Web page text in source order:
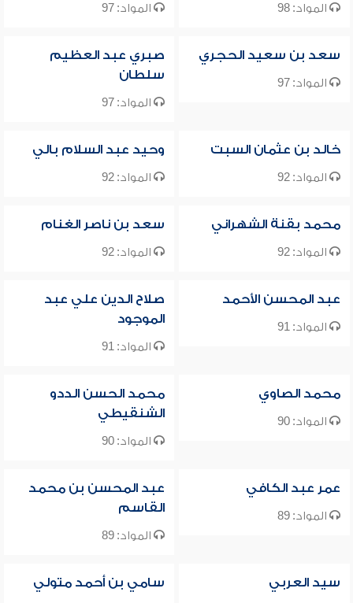
المواد: 98 المواد: 97
سعد بن سعيد الحجري
المواد: 97
صبري عبد العظيم
سلطان
المواد: 97
خالد بن عثمان السبت
المواد: 92
وحيد عبد السلام بالي
المواد: 92
محمد بقنة الشهراني
المواد: 92
سعد بن ناصر الغنام
المواد: 92
عبد المحسن الأحمد
المواد: 91
صلاح الدين علي عبد
الموجود
المواد: 91
محمد الصاوي
المواد: 90
محمد الحسن الددو
الشنقيطي
المواد: 90
عمر عبد الكافي
المواد: 89
عبد المحسن بن محمد
القاسم
المواد: 89
سيد العربي سامي بن أحمد متولي